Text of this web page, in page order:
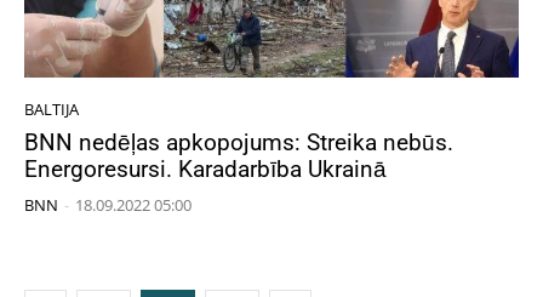
BALTIJA
BNN nedēļas apkopojums: Streika nebūs.
Energoresursi. Karadarbība Ukrainā
BNN - 18.09.2022 05:00